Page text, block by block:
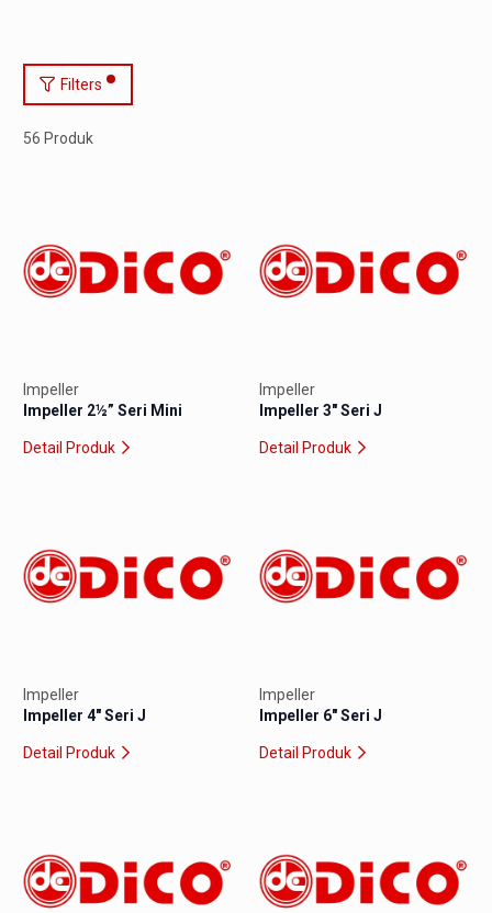
Filters
56 Produk
Impeller
Impeller 2½” Seri Mini
Detail Produk
Impeller
Impeller 3″ Seri J
Detail Produk
Impeller
Impeller 4″ Seri J
Detail Produk
Impeller
Impeller 6″ Seri J
Detail Produk